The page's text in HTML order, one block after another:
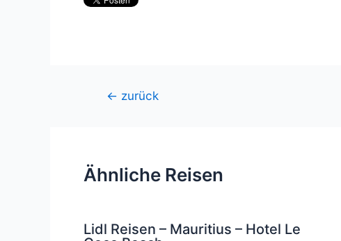
Beitragsnavigation
← zurück
Ähnliche Reisen
Lidl Reisen – Mauritius – Hotel Le